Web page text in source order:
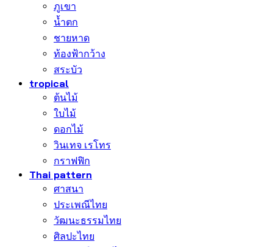
ภูเขา
น้ำตก
ชายหาด
ท้องฟ้ากว้าง
สระบัว
tropical
ต้นไม้
ใบไม้
ดอกไม้
วินเทจ เรโทร
กราฟฟิก
Thai pattern
ศาสนา
ประเพณีไทย
วัฒนะธรรมไทย
ศิลปะไทย